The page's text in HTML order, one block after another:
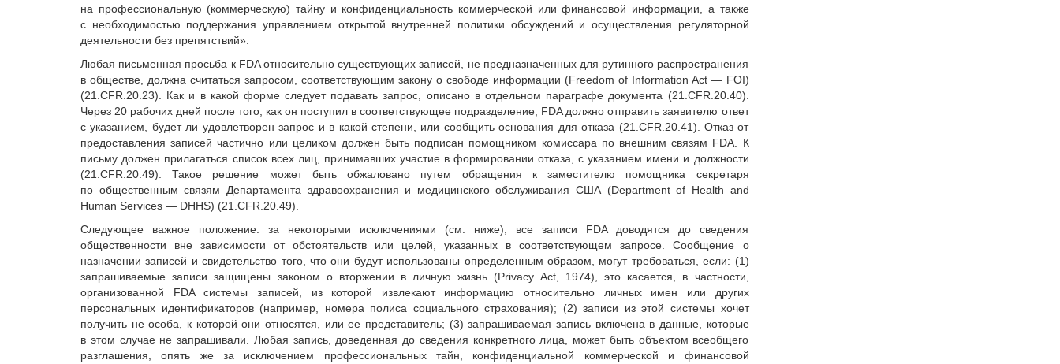
на профессиональную (коммерческую) тайну и конфиденциальность коммерческой или финансовой информации, а также
с необходимостью поддержания управлением открытой внутренней политики обсуждений и осуществления регуляторной
деятельности без препятствий».
Любая письменная просьба к FDA относительно существующих записей, не предназначенных для рутинного распространения
в обществе, должна считаться запросом, соответствующим закону о свободе информации (Freedom of Information Act — FOI)
(21.CFR.20.23). Как и в какой форме следует подавать запрос, описано в отдельном параграфе документа (21.CFR.20.40).
Через 20 рабочих дней после того, как он поступил в соответствующее подразделение, FDA должно отправить заявителю ответ
с указанием, будет ли удовлетворен запрос и в какой степени, или сообщить основания для отказа (21.CFR.20.41). Отказ от
предоставления записей частично или целиком должен быть подписан помощником комиссара по внешним связям FDA. К
письму должен прилагаться список всех лиц, принимавших участие в формировании отказа, с указанием имени и должности
(21.CFR.20.49). Такое решение может быть обжаловано путем обращения к заместителю помощника секретаря
по общественным связям Департамента здравоохранения и медицинского обслуживания США (Department of Health and
Human Services — DHHS) (21.CFR.20.49).
Следующее важное положение: за некоторыми исключениями (см. ниже), все записи FDA доводятся до сведения
общественности вне зависимости от обстоятельств или целей, указанных в соответствующем запросе. Сообщение о
назначении записей и свидетельство того, что они будут использованы определенным образом, могут требоваться, если: (1)
запрашиваемые записи защищены законом о вторжении в личную жизнь (Privacy Act, 1974), это касается, в частности,
организованной FDA системы записей, из которой извлекают информацию относительно личных имен или других
персональных идентификаторов (например, номера полиса социального страхования); (2) записи из этой системы хочет
получить не особа, к которой они относятся, или ее представитель; (3) запрашиваемая запись включена в данные, которые
в этом случае не запрашивали. Любая запись, доведенная до сведения конкретного лица, может быть объектом всеобщего
разглашения, опять же за исключением профессиональных тайн, конфиденциальной коммерческой и финансовой